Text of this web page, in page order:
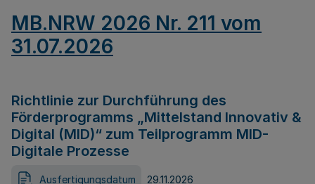
MB.NRW 2026 Nr. 211 vom
31.07.2026
Richtlinie zur Durchführung des
Förderprogramms „Mittelstand Innovativ &
Digital (MID)“ zum Teilprogramm MID-
Digitale Prozesse
Ausfertigungsdatum 29.11.2026